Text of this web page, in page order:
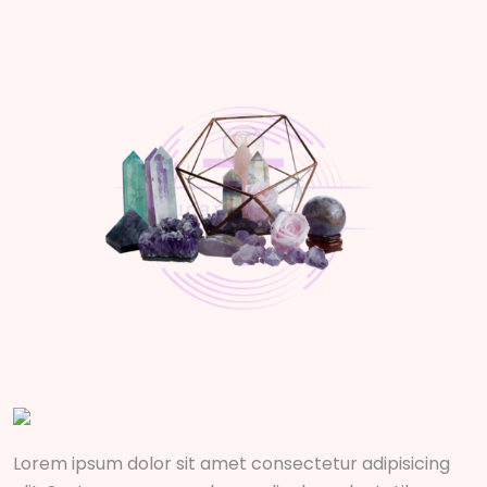
Lorem ipsum dolor sit amet consectetur adipisicing